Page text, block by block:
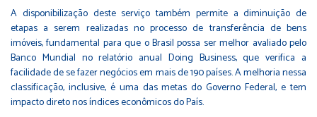
A disponibilização deste serviço também permite a diminuição de
etapas a serem realizadas no processo de transferência de bens
imóveis, fundamental para que o Brasil possa ser melhor avaliado pelo
Banco Mundial no relatório anual Doing Business, que verifica a
facilidade de se fazer negócios em mais de 190 países. A melhoria nessa
classificação, inclusive, é uma das metas do Governo Federal, e tem
impacto direto nos índices econômicos do País.